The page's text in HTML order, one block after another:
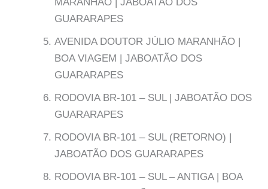
GUARARAPES
AVENIDA DOUTOR JÚLIO MARANHÃO |
BOA VIAGEM | JABOATÃO DOS
GUARARAPES
RODOVIA BR-101 – SUL | JABOATÃO DOS
GUARARAPES
RODOVIA BR-101 – SUL (RETORNO) |
JABOATÃO DOS GUARARAPES
RODOVIA BR-101 – SUL – ANTIGA | BOA